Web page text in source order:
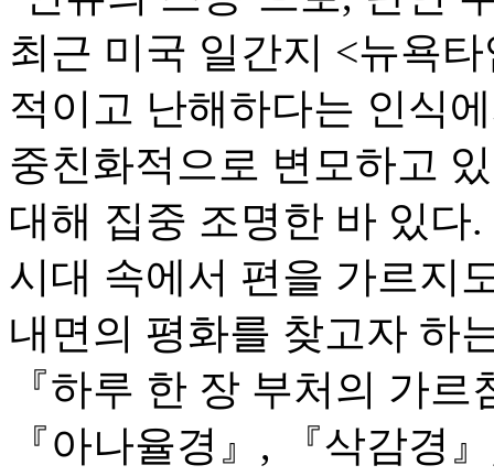
최근 미국 일간지 <뉴욕
적이고 난해하다는 인식
중친화적으로 변모하고
대해 집중 조명한 바 있다
시대 속에서 편을 가르지
내면의 평화를 찾고자 하
『하루 한 장 부처의 가
『아나율경』, 『삭감경